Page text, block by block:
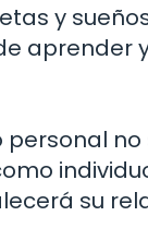
y
aprender
personal no
su